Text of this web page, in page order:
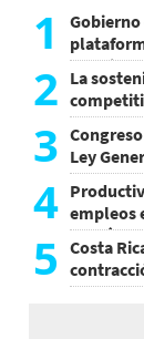
1
exterior
2 La
3 Ley
4 empleos
podría
5
Costa
causan